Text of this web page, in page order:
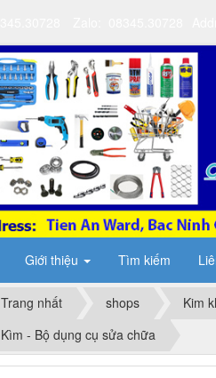
Giới thiệu Tìm kiếm
Trang nhất shops
Kim
Kìm - Bộ dụng cụ sửa chữa